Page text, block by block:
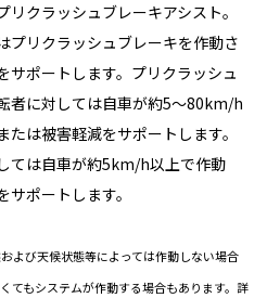
クラッシュブレーキアシスト。
プリクラッシュブレーキを作動さ
サポートします。プリクラッシュ
者に対しては自車が約5〜80km/h
は被害軽減をサポートします。
ては自車が約5km/h以上で作動
ポートします。
よび天候状態等によっては作動しない場合
てもシステムが作動する場合もあります。詳